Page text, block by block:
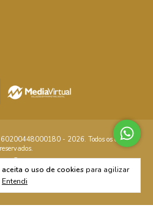
aceita o uso de cookies para agilizar
Entendi
- 2026. Todos os direitos
reservados.